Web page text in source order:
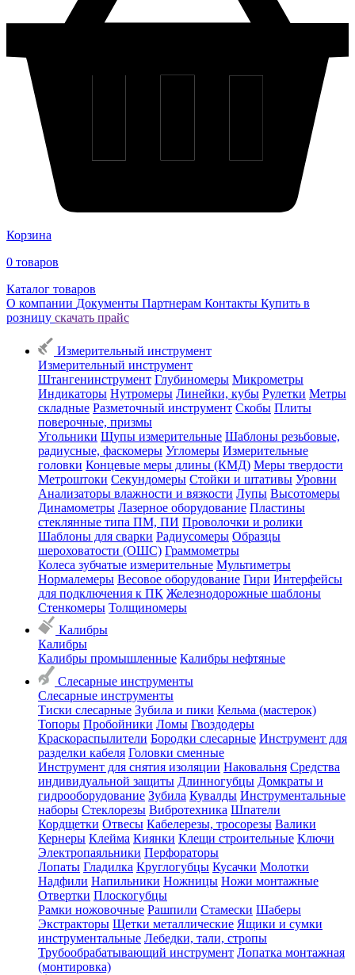
Корзина
0 товаров
Каталог товаров
О компании Документы Партнерам Контакты Купить в
розницу скачать прайс
Измерительный инструмент
Измерительный инструмент
Штангенинструмент Глубиномеры Микрометры
Индикаторы Нутромеры Линейки, кубы Рулетки Метры
складные Разметочный инструмент Скобы Плиты
поверочные, призмы
Угольники Щупы измерительные Шаблоны резьбовые,
радиусные, фаскомеры Угломеры Измерительные
головки Концевые меры длины (КМД) Меры твердости
Метроштоки Секундомеры Стойки и штативы Уровни
Анализаторы влажности и вязкости Лупы Высотомеры
Динамометры Лазерное оборудование Пластины
стеклянные типа ПМ, ПИ Проволочки и ролики
Шаблоны для сварки Радиусомеры Образцы
шероховатости (ОШС) Граммометры
Колеса зубчатые измерительные Мультиметры
Нормалемеры Весовое оборудование Гири Интерфейсы
для подключения к ПК Железнодорожные шаблоны
Стенкомеры Толщиномеры
Калибры
Калибры
Калибры промышленные Калибры нефтяные
Слесарные инструменты
Слесарные инструменты
Тиски слесарные Зубила и пики Кельма (мастерок)
Топоры Пробойники Ломы Гвоздодеры
Краскораспылители Бородки слесарные Инструмент для
разделки кабеля Головки сменные
Инструмент для снятия изоляции Наковальня Средства
индивидуальной защиты Длинногубцы Домкраты и
гидрооборудование Зубила Кувалды Инструментальные
наборы Стеклорезы Вибротехника Шпатели
Кордщетки Отвесы Кабелерезы, тросорезы Валики
Кернеры Клейма Киянки Клещи строительные Ключи
Электропаяльники Перфораторы
Лопаты Гладилка Круглогубцы Кусачки Молотки
Надфили Напильники Ножницы Ножи монтажные
Отвертки Плоскогубцы
Рамки ножовочные Рашпили Стамески Шаберы
Экстракторы Щетки металлические Ящики и сумки
инструментальные Лебедки, тали, стропы
Трубообрабатывающий инструмент Лопатка монтажная
(монтировка)